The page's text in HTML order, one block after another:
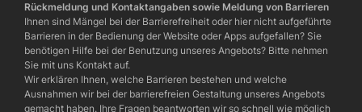
Rückmeldung und Kontaktangaben sowie Meldung von Barrieren
Ihnen sind Mängel bei der Barrierefreiheit oder hier nicht aufgeführte
Barrieren in der Bedienung der Website oder Apps aufgefallen? Sie
benötigen Hilfe bei der Benutzung unseres Angebots? Bitte nehmen
Sie mit uns Kontakt auf.
Wir erklären Ihnen, welche Barrieren bestehen und welche
Ausnahmen wir bei der barrierefreien Gestaltung unseres Angebots
gemacht haben. Ihre Fragen beantworten wir so schnell wie möglich